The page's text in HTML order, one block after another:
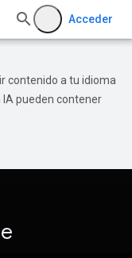
Acceder
contenido a tu idioma
pueden contener